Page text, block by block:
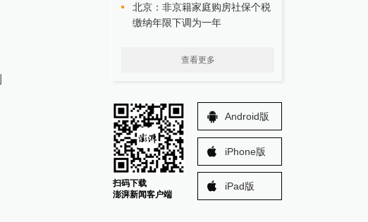
北京：非京籍家庭购房社保个税
缴纳年限下调为一年
查看更多
扫码下载
澎湃新闻客户端
Android版
iPhone版
iPad版